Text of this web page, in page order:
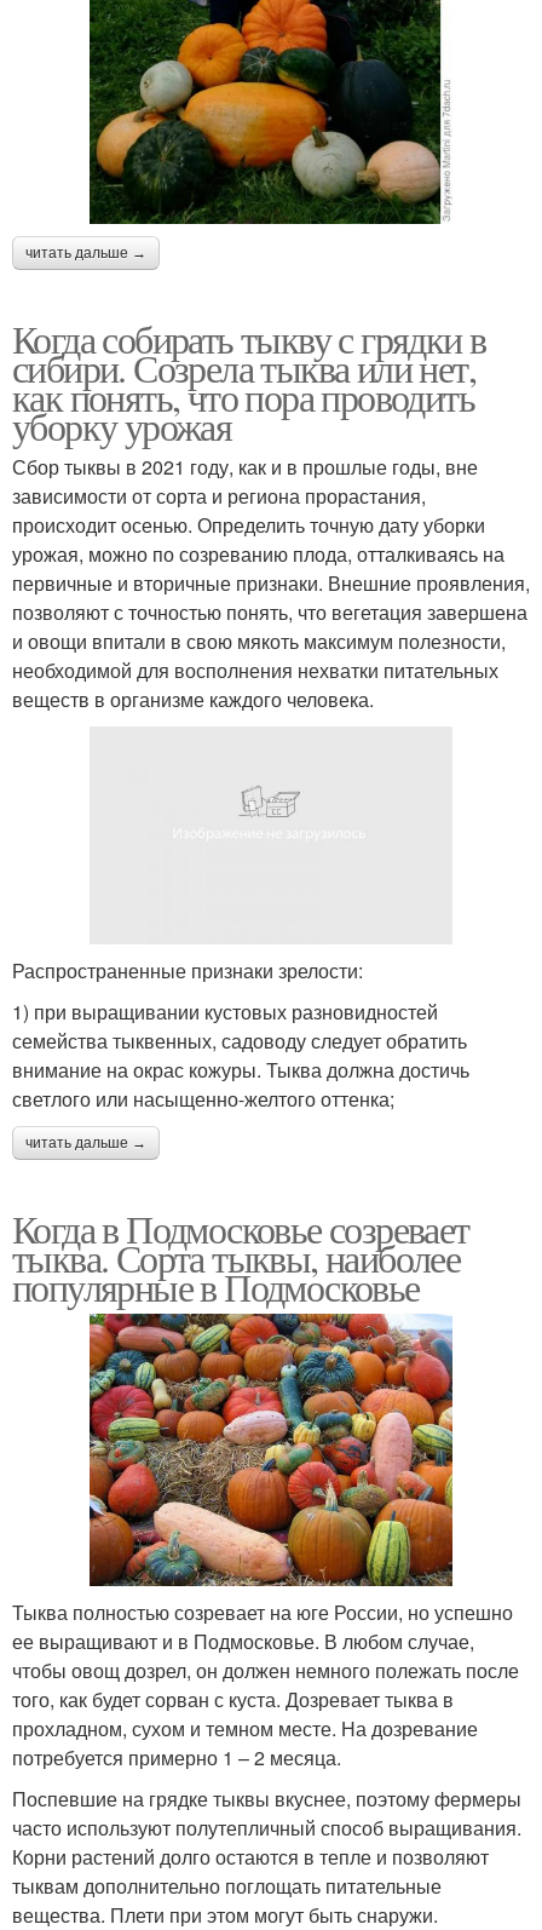
читать дальше →
Когда собирать тыкву с грядки в
сибири. Созрела тыква или нет,
как понять, что пора проводить
уборку урожая
Сбор тыквы в 2021 году, как и в прошлые годы, вне
зависимости от сорта и региона прорастания,
происходит осенью. Определить точную дату уборки
урожая, можно по созреванию плода, отталкиваясь на
первичные и вторичные признаки. Внешние проявления,
позволяют с точностью понять, что вегетация завершена
и овощи впитали в свою мякоть максимум полезности,
необходимой для восполнения нехватки питательных
веществ в организме каждого человека.
Распространенные признаки зрелости:
1) при выращивании кустовых разновидностей
семейства тыквенных, садоводу следует обратить
внимание на окрас кожуры. Тыква должна достичь
светлого или насыщенно-желтого оттенка;
читать дальше →
Когда в Подмосковье созревает
тыква. Сорта тыквы, наиболее
популярные в Подмосковье
Тыква полностью созревает на юге России, но успешно
ее выращивают и в Подмосковье. В любом случае,
чтобы овощ дозрел, он должен немного полежать после
того, как будет сорван с куста. Дозревает тыква в
прохладном, сухом и темном месте. На дозревание
потребуется примерно 1 – 2 месяца.
Поспевшие на грядке тыквы вкуснее, поэтому фермеры
часто используют полутепличный способ выращивания.
Корни растений долго остаются в тепле и позволяют
тыквам дополнительно поглощать питательные
вещества. Плети при этом могут быть снаружи.